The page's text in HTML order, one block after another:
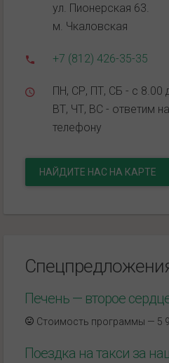
ул. Пионерская 63.
м. Чкаловская
+7 (812) 426-35-35
ПН, СР, ПТ, СБ - с 8.00
ВТ, ЧТ, ВС - ответим
телефону
НАЙДИТЕ НАС НА КАРТЕ
Печень — второе
Стоимость программы — 5
Поездка на такси за